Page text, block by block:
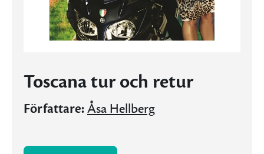
Toscana tur och retur
Författare:Åsa Hellberg